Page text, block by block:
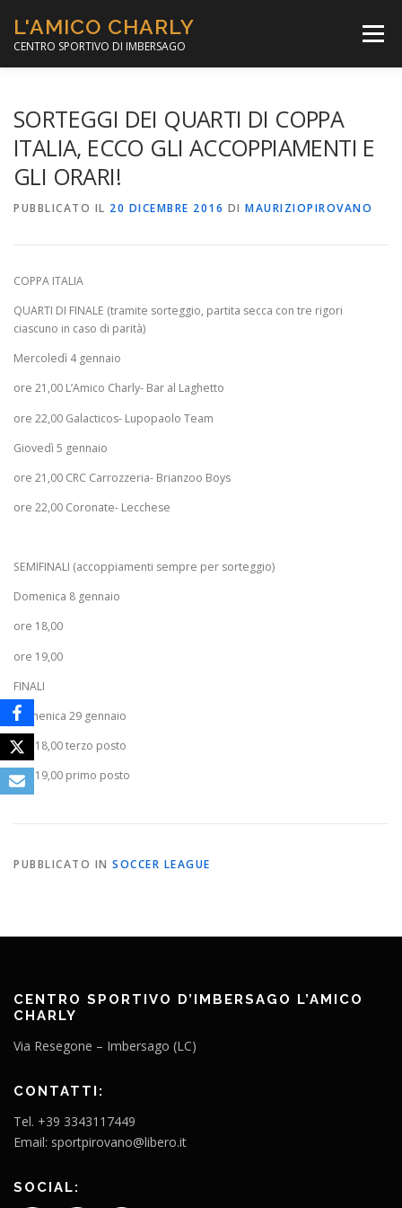
contenuto
L'AMICO CHARLY
CENTRO SPORTIVO DI IMBERSAGO
Menù
PER IL SOCIALE
SORTEGGI DEI QUARTI DI COPPA
ITALIA, ECCO GLI ACCOPPIAMENTI E
GLI ORARI!
PUBBLICATO IL 20 DICEMBRE 2016 DI MAURIZIOPIROVANO
COPPA ITALIA
QUARTI DI FINALE (tramite sorteggio, partita secca con tre rigori
ciascuno in caso di parità)
Mercoledì 4 gennaio
ore 21,00 L’Amico Charly- Bar al Laghetto
ore 22,00 Galacticos- Lupopaolo Team
Giovedì 5 gennaio
ore 21,00 CRC Carrozzeria- Brianzoo Boys
ore 22,00 Coronate- Lecchese
SEMIFINALI (accoppiamenti sempre per sorteggio)
Domenica 8 gennaio
ore 18,00
ore 19,00
FINALI
Domenica 29 gennaio
ore 18,00 terzo posto
ore 19,00 primo posto
PUBBLICATO IN SOCCER LEAGUE
CENTRO SPORTIVO D’IMBERSAGO L’AMICO
CHARLY
Via Resegone – Imbersago (LC)
CONTATTI:
Tel. +39 3343117449
Email: sportpirovano@libero.it
SOCIAL: